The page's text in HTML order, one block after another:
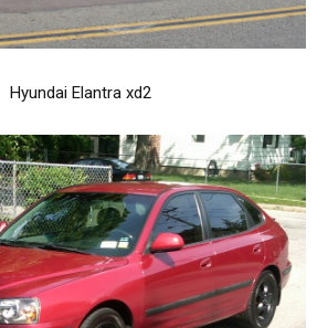
Hyundai Elantra xd2